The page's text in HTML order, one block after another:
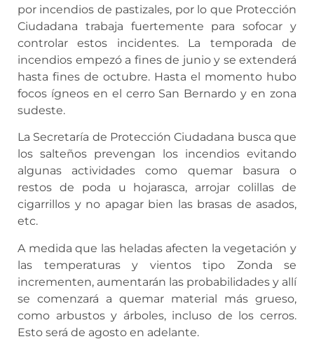
por incendios de pastizales, por lo que Protección
Ciudadana trabaja fuertemente para sofocar y
controlar estos incidentes. La temporada de
incendios empezó a fines de junio y se extenderá
hasta fines de octubre. Hasta el momento hubo
focos ígneos en el cerro San Bernardo y en zona
sudeste.
La Secretaría de Protección Ciudadana busca que
los salteños prevengan los incendios evitando
algunas actividades como quemar basura o
restos de poda u hojarasca, arrojar colillas de
cigarrillos y no apagar bien las brasas de asados,
etc.
A medida que las heladas afecten la vegetación y
las temperaturas y vientos tipo Zonda se
incrementen, aumentarán las probabilidades y allí
se comenzará a quemar material más grueso,
como arbustos y árboles, incluso de los cerros.
Esto será de agosto en adelante.